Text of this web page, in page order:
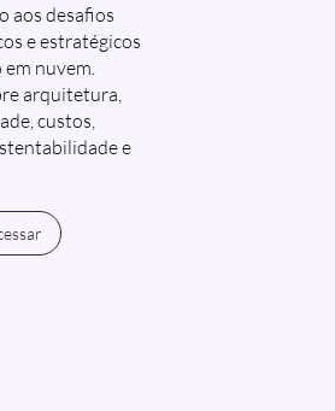
aos desafios
e estratégicos
nuvem.
arquitetura,
custos,
e